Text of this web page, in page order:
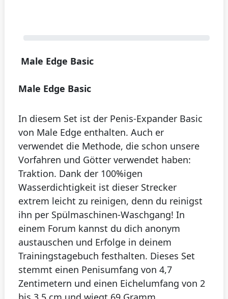
Male Edge Basic
Male Edge Basic
In diesem Set ist der Penis-Expander Basic
von Male Edge enthalten. Auch er
verwendet die Methode, die schon unsere
Vorfahren und Götter verwendet haben:
Traktion. Dank der 100%igen
Wasserdichtigkeit ist dieser Strecker
extrem leicht zu reinigen, denn du reinigst
ihn per Spülmaschinen-Waschgang! In
einem Forum kannst du dich anonym
austauschen und Erfolge in deinem
Trainingstagebuch festhalten. Dieses Set
stemmt einen Penisumfang von 4,7
Zentimetern und einen Eichelumfang von 2